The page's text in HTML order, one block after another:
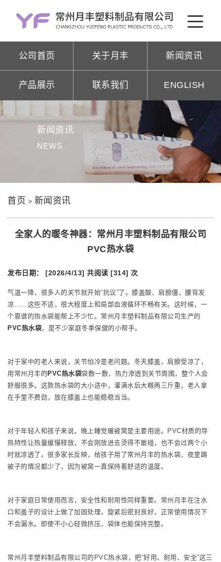
公司首页 关于月丰 新闻资讯
产品展示 联系我们 ENGLISH
新闻资讯
NEWS
首页 > 新闻资讯
全家人的暖冬神器：常州月丰塑料制品有限公司
PVC热水袋
发布日期： [2026/4/13] 共阅读 [314] 次
气温一降，很多人的关节就开始“抗议”了。膝盖酸、肩膀僵、腰背发
凉……这些不适，很大程度上和局部血液循环不畅有关。这时候，一
个靠谱的热水袋能帮上不少忙。常州月丰塑料制品有限公司生产的
PVC热水袋，是不少家庭冬季保健的小帮手。
对于家中的老人来说，关节怕冷是老问题。冬天膝盖、肩膀受凉了，
用常州月丰的 PVC热水袋袋敷一敷，热力渗透到关节周围，整个人会
舒服很多。这款热水袋的大小适中，灌满水后大概两三斤重，老人拿
在手里不费劲，放在膝盖上也能稳稳当当。
对于年轻人和孩子来说，晚上睡觉暖被窝是主要用途。PVC材质的导
热特性让热量缓慢释放，不会刚放进去烫得不敢碰，也不会过两个小
时就凉透了。很多家长反映，给孩子用了常州月丰的热水袋，夜里踢
被子的情况都少了，因为被窝一直保持着舒适的温度。
对于家庭日常使用而言，安全性和耐用性同样重要。常州月丰在注水
口和盖子的设计上做了加固处理，旋紧后密封良好，正常使用情况下
不会漏水。即使不小心轻微挤压，袋体也能保持完整。
常州月丰塑料制品有限公司的PVC热水袋，把“好用、耐用、安全”这三